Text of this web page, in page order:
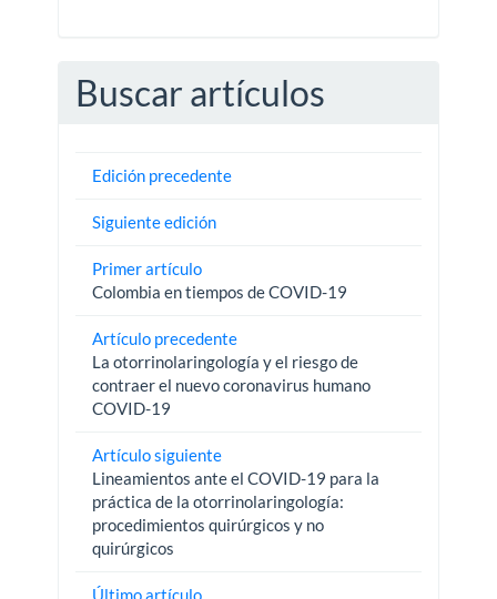
Buscar artículos
Edición precedente
Siguiente edición
Primer artículo
Colombia en tiempos de COVID-19
Artículo precedente
La otorrinolaringología y el riesgo de
contraer el nuevo coronavirus humano
COVID-19
Artículo siguiente
Lineamientos ante el COVID-19 para la
práctica de la otorrinolaringología:
procedimientos quirúrgicos y no
quirúrgicos
Último artículo